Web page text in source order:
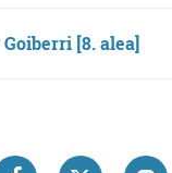
Goiberri [8. alea]